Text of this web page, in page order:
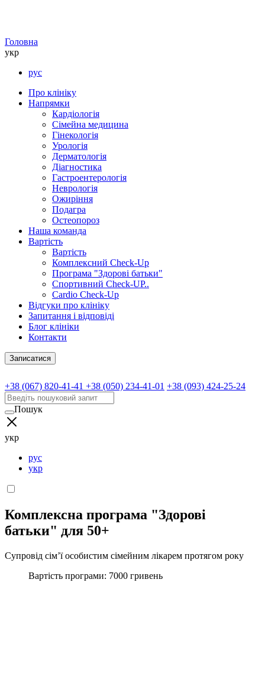
Головна
укр
рус
Про клініку
Напрямки
Кардіологія
Сімейна медицина
Гінекологія
Урологія
Дерматологія
Діагностика
Гастроентерологія
Неврологія
Ожиріння
Подагра
Остеопороз
Наша команда
Вартість
Вартість
Комплексний Check-Up
Програма "Здорові батьки"
Спортивний Check-UP..
Cardio Check-Up
Відгуки про клініку
Запитання і відповіді
Блог клініки
Контакти
Записатися
+38 (067) 820-41-41 +38 (050) 234-41-01 +38 (093) 424-25-24
Пошук
укр
рус
укр
Комплексна програма "Здорові
батьки" для 50+
Супровід сім’ї особистим сімейним лікарем протягом року
Вартість програми: 7000 гривень